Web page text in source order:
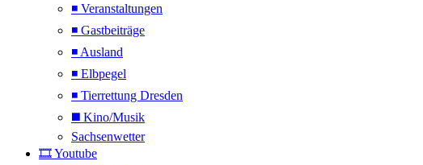
◾ Veranstaltungen
◾ Gastbeiträge
◾ Ausland
◾ Elbpegel
◾ Tierrettung Dresden
◼️ Kino/Musik
Sachsenwetter
🎞️ Youtube